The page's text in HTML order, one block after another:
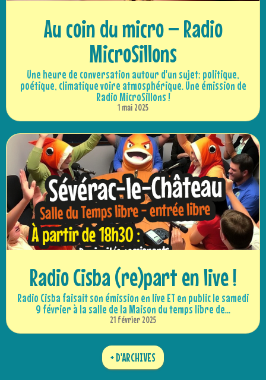
Au coin du micro – Radio
MicroSillons
Une heure de conversation autour d'un sujet: politique,
poétique, climatique voire atmosphérique. Une émission de
Radio MicroSillons !
1 mai 2025
Radio Cisba (re)part en live !
Radio Cisba faisait son émission en live ET en public le samedi
9 février à la salle de la Maison du temps libre de...
21 février 2025
+ D'ARCHIVES